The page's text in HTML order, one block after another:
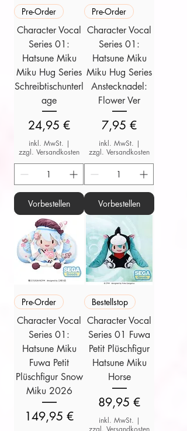
Pre-Order
Character Vocal
Series 01:
Hatsune Miku
Miku Hug Series
Schreibtischunterl
age
Preis
24,95 €
inkl. MwSt. |
zzgl. Versandkosten
Vorbestellen
Pre-Order
Character Vocal
Series 01:
Hatsune Miku
Miku Hug Series
Anstecknadel:
Flower Ver
Preis
7,95 €
inkl. MwSt. |
zzgl. Versandkosten
Vorbestellen
Pre-Order
Character Vocal
Series 01:
Hatsune Miku
Fuwa Petit
Plüschfigur Snow
Miku 2026
Preis
149,95 €
Bestellstop
Character Vocal
Series 01 Fuwa
Petit Plüschfigur
Hatsune Miku
Horse
Preis
89,95 €
inkl. MwSt. |
zzgl. Versandkosten